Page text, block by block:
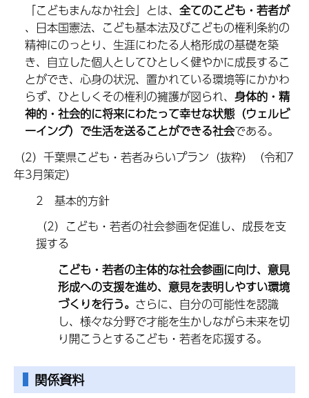
「こどもまんなか社会」とは、全てのこども・若者が
、日本国憲法、こども基本法及びこどもの権利条約の
精神にのっとり、生涯にわたる人格形成の基礎を築
き、自立した個人としてひとしく健やかに成長するこ
とができ、心身の状況、置かれている環境等にかかわ
らず、ひとしくその権利の擁護が図られ、身体的・精
神的・社会的に将来にわたって幸せな状態（ウェルビ
ーイング）で生活を送ることができる社会である。
（2）千葉県こども・若者みらいプラン（抜粋）（令和7
年3月策定）
2 基本的方針
（2）こども・若者の社会参画を促進し、成長を支
援する
こども・若者の主体的な社会参画に向け、意見
形成への支援を進め、意見を表明しやすい環境
づくりを行う。 さらに、自分の可能性を認識
し、様々な分野で才能を生かしながら未来を切
り開こうとするこども・若者を応援する。
関係資料